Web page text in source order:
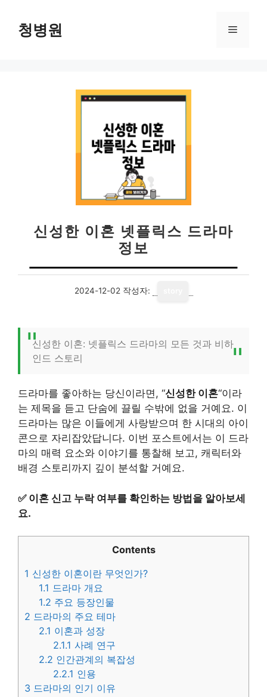
청병원 메
신성한 이혼 넷플릭스 드라마
정보
2024-12-02 작성자:
신성한 이혼: 넷플릭스 드라마의 모든 것과 비하
인드 스토리
드라마를 좋아하는 당신이라면, “신성한 이혼“이라
는 제목을 듣고 단숨에 끌릴 수밖에 없을 거예요. 이
드라마는 많은 이들에게 사랑받으며 한 시대의 아이
콘으로 자리잡았답니다. 이번 포스트에서는 이 드라
마의 매력 요소와 이야기를 통찰해 보고, 캐릭터와
배경 스토리까지 깊이 분석할 거예요.
✅ 이혼 신고 누락 여부를 확인하는 방법을 알아보세
요.
Contents
1 신성한 이혼이란 무엇인가?
1.1 드라마 개요
1.2 주요 등장인물
2 드라마의 주요 테마
2.1 이혼과 성장
2.1.1 사례 연구
2.2 인간관계의 복잡성
2.2.1 인용
3 드라마의 인기 이유